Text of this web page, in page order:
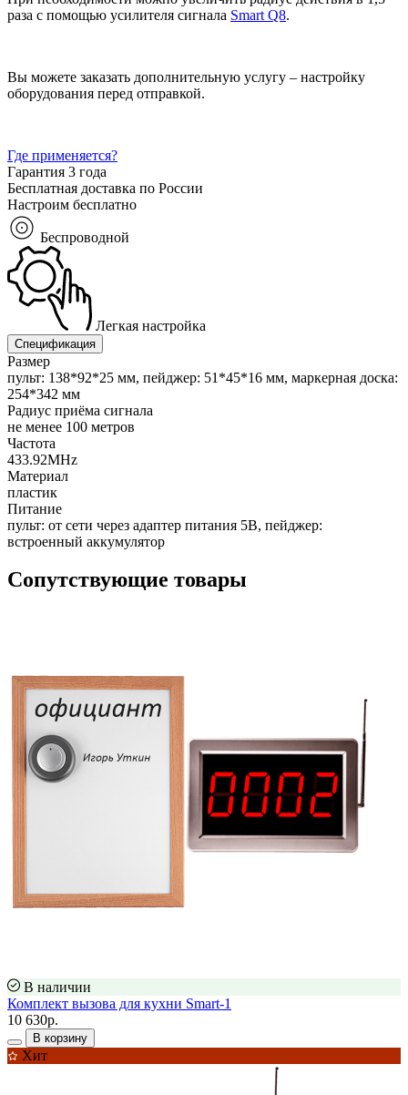
раза с помощью усилителя сигнала Smart Q8.
Вы можете заказать дополнительную услугу – настройку
оборудования перед отправкой.
Где применяется?
Гарантия 3 года
Бесплатная доставка по России
Настроим бесплатно
Беспроводной
Легкая настройка
Спецификация
Размер
пульт: 138*92*25 мм, пейджер: 51*45*16 мм, маркерная доска:
254*342 мм
Радиус приёма сигнала
не менее 100 метров
Частота
433.92MHz
Материал
пластик
Питание
пульт: от сети через адаптер питания 5B, пейджер:
встроенный аккумулятор
Сопутствующие товары
В наличии
Комплект вызова для кухни Smart-1
10 630р.
В корзину
Хит